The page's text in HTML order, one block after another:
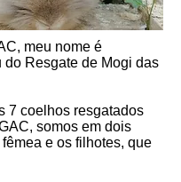
meu nome é
do Resgate de Mogi das
7 coelhos resgatados
somos em dois
e os filhotes, que